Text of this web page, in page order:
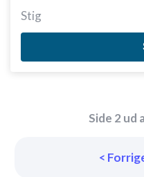
Stig
Side 2 ud
<